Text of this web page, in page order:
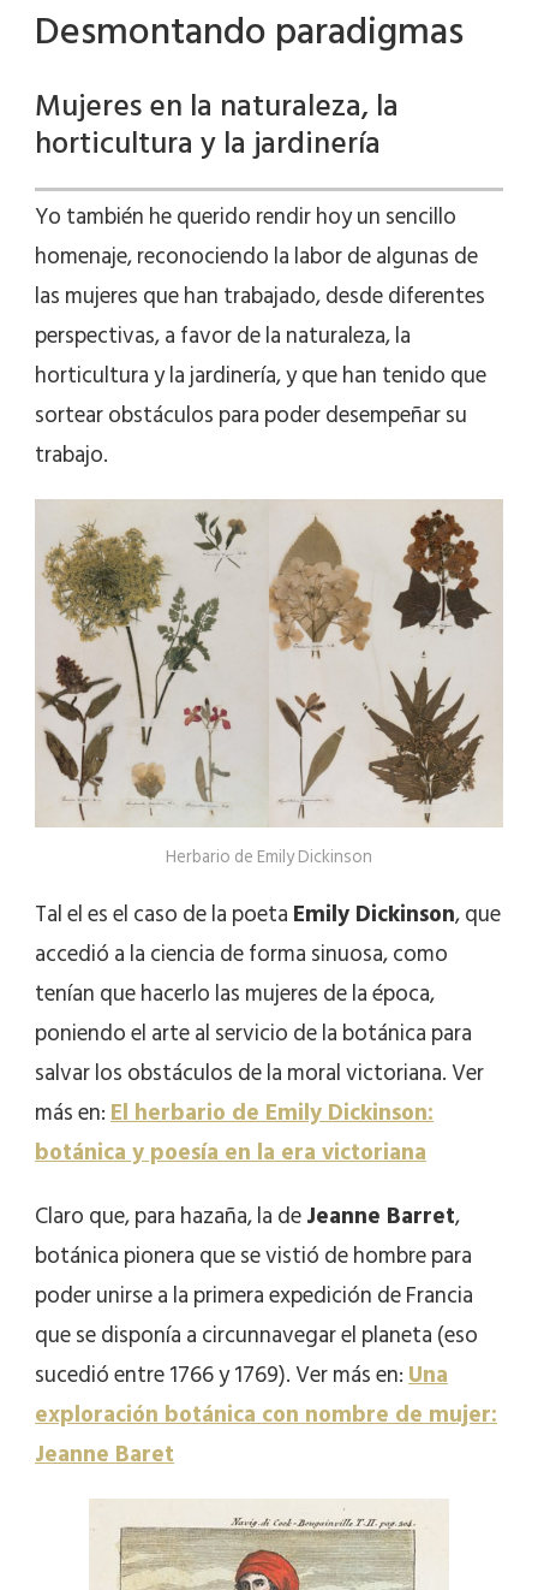
Desmontando paradigmas
Mujeres en la naturaleza, la
horticultura y la jardinería
Yo también he querido rendir hoy un sencillo
homenaje, reconociendo la labor de algunas de
las mujeres que han trabajado, desde diferentes
perspectivas, a favor de la naturaleza, la
horticultura y la jardinería, y que han tenido que
sortear obstáculos para poder desempeñar su
trabajo.
Herbario de Emily Dickinson
Tal el es el caso de la poetaEmily Dickinson, que
accedió a la ciencia de forma sinuosa, como
tenían que hacerlo las mujeres de la época,
poniendo el arte al servicio de la botánica para
salvar los obstáculos de la moral victoriana. Ver
más en:El herbario de Emily Dickinson:
botánica y poesía en la era victoriana
Claro que, para hazaña, la deJeanne Barret,
botánica pionera que se vistió de hombre para
poder unirse a la primera expedición de Francia
que se disponía a circunnavegar el planeta (eso
sucedió entre 1766 y 1769). Ver más en:Una
exploración botánica con nombre de mujer:
Jeanne Baret